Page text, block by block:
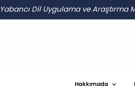
Dil Uygulama ve Araştırma
Hakkımızda